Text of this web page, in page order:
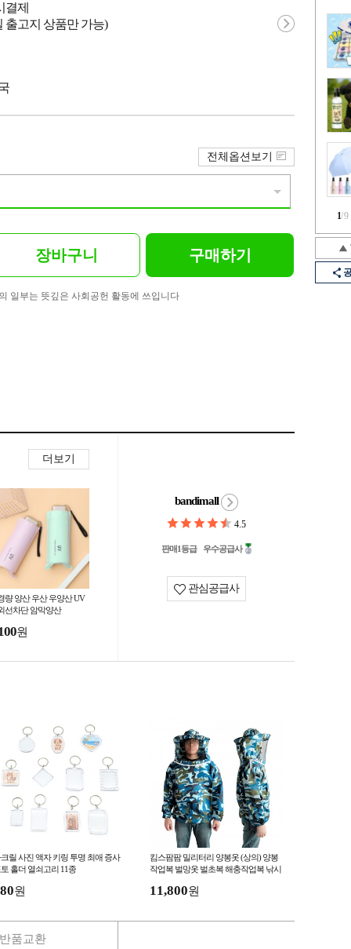
1/9
결제
출고지 상품만 가능)
전체옵션보기
장바구니 구매하기
일부는 뜻깊은 사회공헌 활동에 쓰입니다
더보기
량 양산 우산 우양산 UV
선차단 암막양산
원
bandimall
4.5
판매1등급 우수공급사
관심공급사
릴 사진 액자 키링 투명 최애 증사
홀더 열쇠고리 11종
원
킴스팜팜 밀리터리 양봉옷 (상의) 양봉
작업복 벌망옷 벌초복 해충작업복 낚시
11,800원
반품교환